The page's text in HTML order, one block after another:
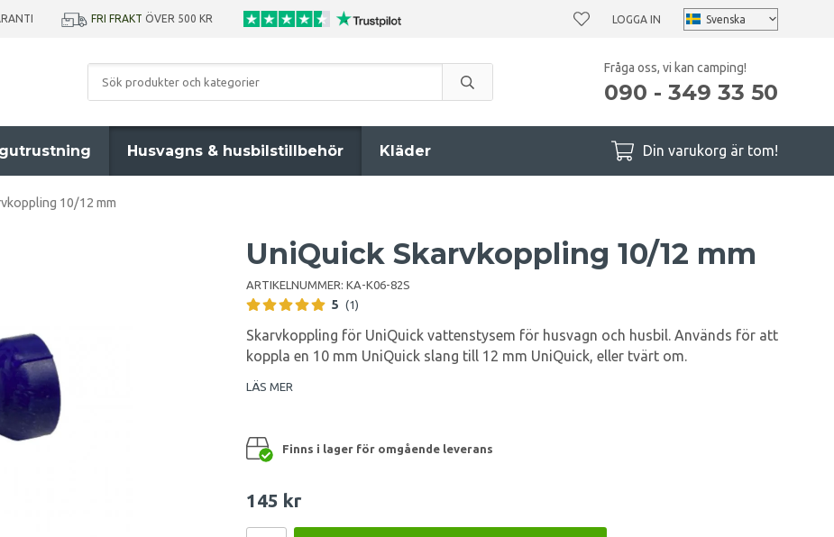
FRI FRAKT ÖVER 500 KR LOGGA IN
Fråga oss, vi kan camping!
090 - 349 33 50
Husvagns & husbilstillbehör Kläder Din varukorg är tom!
10/12 mm
UniQuick Skarvkoppling 10/12 mm
ARTIKELNUMMER: KA-K06-82S
5 (1)
Skarvkoppling för UniQuick vattenstysem för husvagn och husbil. Används för att
koppla en 10 mm UniQuick slang till 12 mm UniQuick, eller tvärt om.
LÄS MER
Finns i lager för omgående leverans
145 kr